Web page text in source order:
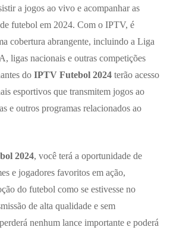
a jogos ao vivo e acompanhar as
futebol em 2024. Com o IPTV, é
cobertura abrangente, incluindo a Liga
ligas nacionais e outras competições
do IPTV Futebol 2024 terão acesso
esportivos que transmitem jogos ao
e outros programas relacionados ao
2024, você terá a oportunidade de
e jogadores favoritos em ação,
do futebol como se estivesse no
de alta qualidade e sem
nenhum lance importante e poderá